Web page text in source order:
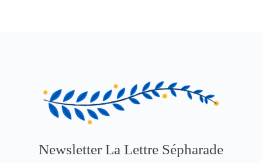
Newsletter La Lettre Sépharade